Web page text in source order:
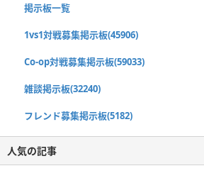
掲示板一覧
1vs1対戦募集掲示板(45906)
Co-op対戦募集掲示板(59033)
雑談掲示板(32240)
フレンド募集掲示板(5182)
人気の記事